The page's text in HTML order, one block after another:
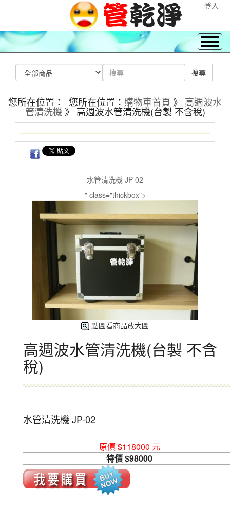
登入
您所在位置： 您所在位置： 購物車首頁 》 高週波水
管清洗機 》 高週波水管清洗機(台製 不含稅)
水管清洗機 JP-02
" class="thickbox">
點圖看商品放大圖
高週波水管清洗機(台製 不含
稅)
水管清洗機 JP-02
原價 $118000 元
特價 $98000